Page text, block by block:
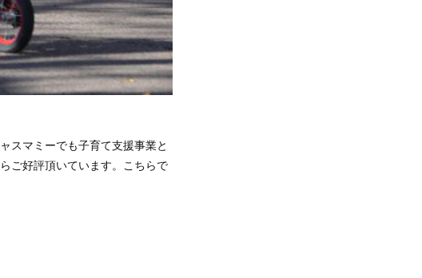
スマミーでも子育て支援事業と
ご好評頂いています。こちらで